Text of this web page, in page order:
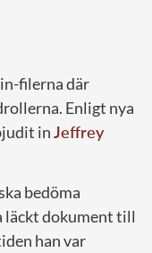
filerna där
Enligt nya
inJeffrey
bedöma
läckt dokument till
han var